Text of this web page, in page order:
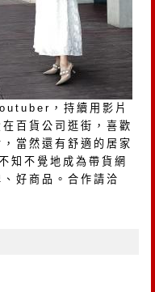
，持續用影片
百貨公司逛街，喜歡
當然還有舒適的居家
知不覺地成為帶貨網
好商品。合作請洽